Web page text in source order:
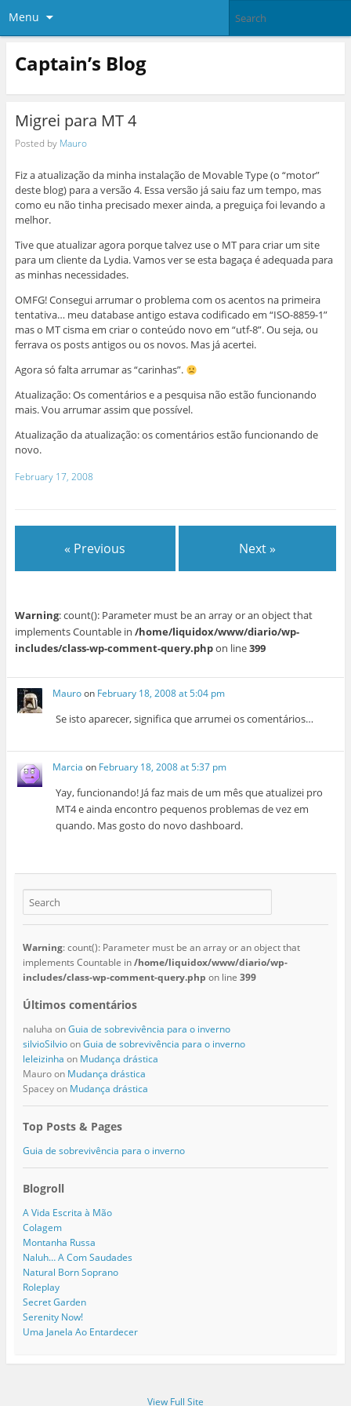
Menu
Captain’s Blog
Migrei para MT 4
Posted by Mauro
Fiz a atualização da minha instalação de Movable Type (o “motor”
deste blog) para a versão 4. Essa versão já saiu faz um tempo, mas
como eu não tinha precisado mexer ainda, a preguiça foi levando a
melhor.
Tive que atualizar agora porque talvez use o MT para criar um site
para um cliente da Lydia. Vamos ver se esta bagaça é adequada para
as minhas necessidades.
OMFG!Consegui arrumar o problema com os acentos na primeira
tentativa… meu database antigo estava codificado em “ISO-8859-1”
mas o MT cisma em criar o conteúdo novo em “utf-8”. Ou seja, ou
ferrava os posts antigos ou os novos. Mas já acertei.
Agora só falta arrumar as “carinhas”.
Atualização:Os comentários e a pesquisa não estão funcionando
mais. Vou arrumar assim que possível.
Atualização da atualização:os comentários estão funcionando de
novo.
February 17, 2008
« Previous Next »
Warning: count(): Parameter must be an array or an object that
implements Countable in /home/liquidox/www/diario/wp-
includes/class-wp-comment-query.phpon line399
Mauroon February 18, 2008 at 5:04 pm
Se isto aparecer, significa que arrumei os comentários…
Marcia on February 18, 2008 at 5:37 pm
Yay, funcionando! Já faz mais de um mês que atualizei pro
MT4 e ainda encontro pequenos problemas de vez em
quando. Mas gosto do novo dashboard.
Warning: count(): Parameter must be an array or an object that
implements Countable in/home/liquidox/www/diario/wp-
includes/class-wp-comment-query.php on line 399
Últimos comentários
naluha onGuia de sobrevivência para o inverno
silvioSilvioonGuia de sobrevivência para o inverno
leleizinha on Mudança drástica
Mauroon Mudança drástica
Spaceyon Mudança drástica
Top Posts & Pages
Guia de sobrevivência para o inverno
Blogroll
A Vida Escrita à Mão
Colagem
Montanha Russa
Naluh… A Com Saudades
Natural Born Soprano
Roleplay
Secret Garden
Serenity Now!
Uma Janela Ao Entardecer
View Full Site